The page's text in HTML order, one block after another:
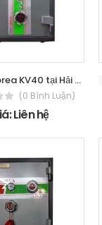
Két sắt Korea KV40 tại Hải Phòng
(0 Bình Luận)
Liên hệ